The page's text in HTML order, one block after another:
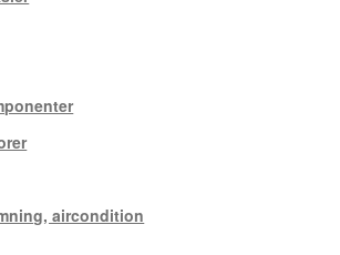
aircondition